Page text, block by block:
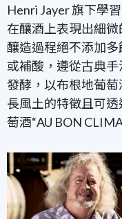
Henri Jayer 旗下學
在釀酒上表現出細微
釀造過程絕不添加
或補酸，遵從古典
發酵，以布根地葡
長風土的特徵且可
萄酒“AU BON